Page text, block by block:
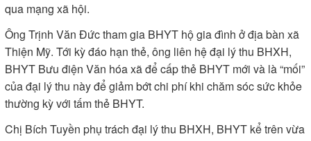
qua mạng xã hội.
Ông Trịnh Văn Đức tham gia BHYT hộ gia đình ở địa bàn xã
Thiện Mỹ. Tới kỳ đáo hạn thẻ, ông liên hệ đại lý thu BHXH,
BHYT Bưu điện Văn hóa xã để cấp thẻ BHYT mới và là “mối”
của đại lý thu này để giảm bớt chi phí khi chăm sóc sức khỏe
thường kỳ với tấm thẻ BHYT.
Chị Bích Tuyền phụ trách đại lý thu BHXH, BHYT kể trên vừa